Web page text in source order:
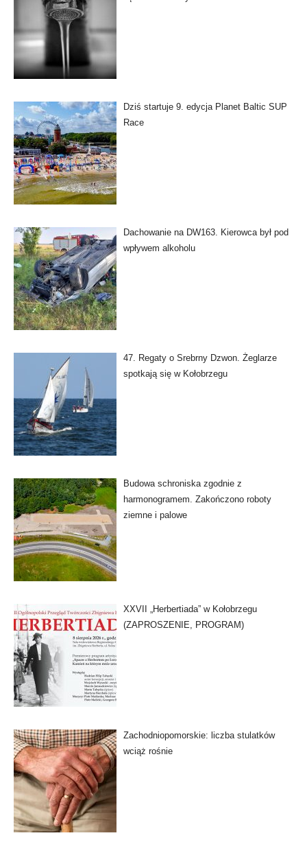
Dziś startuje 9. edycja Planet Baltic SUP
Race
Dachowanie na DW163. Kierowca był pod
wpływem alkoholu
47. Regaty o Srebrny Dzwon. Żeglarze
spotkają się w Kołobrzegu
Budowa schroniska zgodnie z
harmonogramem. Zakończono roboty
ziemne i palowe
XXVII „Herbertiada” w Kołobrzegu
(ZAPROSZENIE, PROGRAM)
Zachodniopomorskie: liczba stulatków
wciąż rośnie